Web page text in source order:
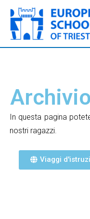
contenuto
In questa pagina
nostri ragazzi.
Viaggi